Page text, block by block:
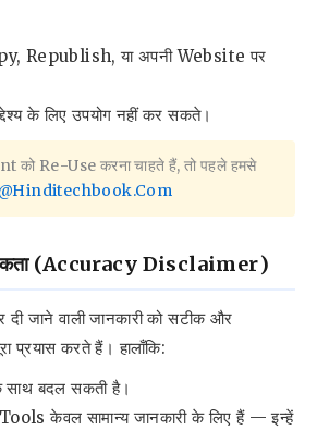
Republish, या अपनी Website पर
के लिए उपयोग नहीं कर सकते।
को Re-Use करना चाहते हैं, तो पहले हमसे
(Accuracy Disclaimer)
जाने वाली जानकारी को सटीक और
करते हैं। हालाँकि:
साथ बदल सकती है।
केवल सामान्य जानकारी के लिए हैं — इन्हें